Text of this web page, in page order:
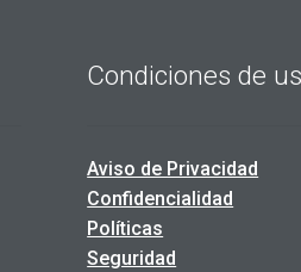
Condiciones de
Aviso de Privacidad
Confidencialidad
Políticas
Seguridad